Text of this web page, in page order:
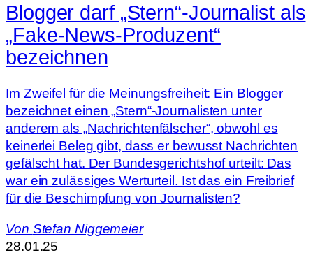
Blogger darf „Stern“-Journalist als
„Fake-News-Produzent“
bezeichnen
Im Zweifel für die Meinungsfreiheit: Ein Blogger
bezeichnet einen „Stern“-Journalisten unter
anderem als „Nachrichtenfälscher“, obwohl es
keinerlei Beleg gibt, dass er bewusst Nachrichten
gefälscht hat. Der Bundesgerichtshof urteilt: Das
war ein zulässiges Werturteil. Ist das ein Freibrief
für die Beschimpfung von Journalisten?
Von Stefan Niggemeier
28.01.25